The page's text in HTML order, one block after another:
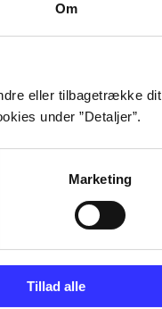
Om
eller tilbagetrække dit
under ”Detaljer”.
Marketing
Tillad alle